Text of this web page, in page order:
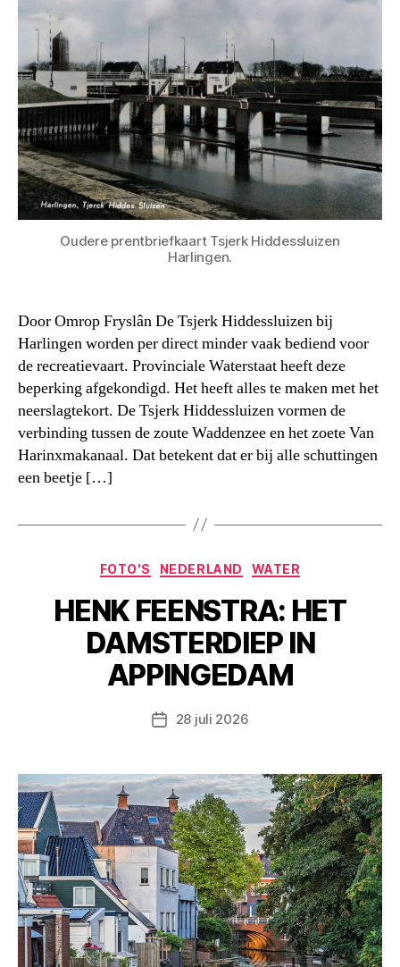
Oudere prentbriefkaart Tsjerk Hiddessluizen
Harlingen.
Door Omrop Fryslân De Tsjerk Hiddessluizen bij
Harlingen worden per direct minder vaak bediend voor
de recreatievaart. Provinciale Waterstaat heeft deze
beperking afgekondigd. Het heeft alles te maken met het
neerslagtekort. De Tsjerk Hiddessluizen vormen de
verbinding tussen de zoute Waddenzee en het zoete Van
Harinxmakanaal. Dat betekent dat er bij alle schuttingen
een beetje […]
Categorieën
FOTO'S NEDERLAND WATER
HENK FEENSTRA: HET
DAMSTERDIEP IN
APPINGEDAM
Berichtdatum
28 juli 2026